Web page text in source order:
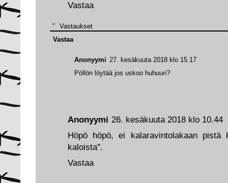
Anonyymi 26. kesäkuuta 2018 klo 10.44
Höpö höpö, ei kalaravintolakaan pistä
kaloista".
Vastaa
Vastaa
Vastaukset
Anonyymi 27. kesäkuuta 2018 klo 15.17
Pöllön löytää jos uskoo huhuun?
Vastaa